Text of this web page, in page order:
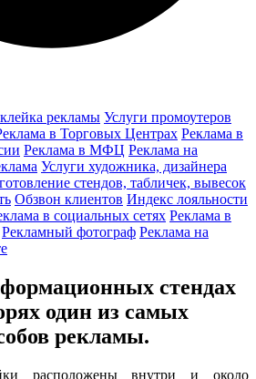
рекламы Услуги промоутеров
в Торговых Центрах Реклама в
Реклама в МФЦ Реклама на
Услуги художника, дизайнера
стендов, табличек, вывесок
Обзвон клиентов Индекс лояльности
в социальных сетях Реклама в
Рекламный фотограф Реклама на
стендах
один из самых
рекламы.
расположены внутри и около